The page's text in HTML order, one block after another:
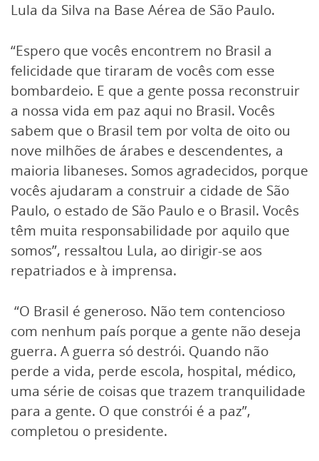
Lula da Silva na Base Aérea de São Paulo.
“Espero que vocês encontrem no Brasil a
felicidade que tiraram de vocês com esse
bombardeio. E que a gente possa reconstruir
a nossa vida em paz aqui no Brasil. Vocês
sabem que o Brasil tem por volta de oito ou
nove milhões de árabes e descendentes, a
maioria libaneses. Somos agradecidos, porque
vocês ajudaram a construir a cidade de São
Paulo, o estado de São Paulo e o Brasil. Vocês
têm muita responsabilidade por aquilo que
somos”, ressaltou Lula, ao dirigir-se aos
repatriados e à imprensa.
“O Brasil é generoso. Não tem contencioso
com nenhum país porque a gente não deseja
guerra. A guerra só destrói. Quando não
perde a vida, perde escola, hospital, médico,
uma série de coisas que trazem tranquilidade
para a gente. O que constrói é a paz”,
completou o presidente.